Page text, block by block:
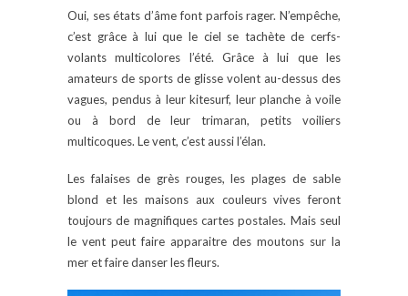
Oui, ses états d’âme font parfois rager. N’empêche,
c’est grâce à lui que le ciel se tachète de cerfs-
volants multicolores l’été. Grâce à lui que les
amateurs de sports de glisse volent au-dessus des
vagues, pendus à leur kitesurf, leur planche à voile
ou à bord de leur trimaran, petits voiliers
multicoques. Le vent, c’est aussi l’élan.
Les falaises de grès rouges, les plages de sable
blond et les maisons aux couleurs vives feront
toujours de magnifiques cartes postales. Mais seul
le vent peut faire apparaitre des moutons sur la
mer et faire danser les fleurs.